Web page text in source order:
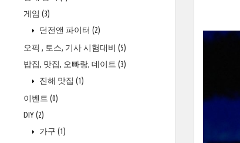
게임 (3)
던전앤 파이터 (2)
오픽 , 토스, 기사 시험대비 (5)
밥집, 맛집, 오빠랑, 데이트 (3)
진해 맛집 (1)
이벤트 (0)
DIY(2)
가구 (1)